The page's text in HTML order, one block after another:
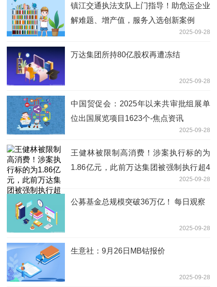
镇江交通执法支队上门指导！助危运企业
解难题、增产值，服务入选创新案例
2025-09-28
万达集团所持80亿股权再遭冻结
2025-09-28
中国贸促会：2025年以来共审批组展单
位出国展览项目1623个-焦点资讯
2025-09-28
王健林被限制高消费！涉案执行标的为
1.86亿元，此前万达集团被强制执行超4
2025-09-28
公募基金总规模突破36万亿！ 每日观察
2025-09-28
生意社：9月26日MB钴报价
2025-09-28